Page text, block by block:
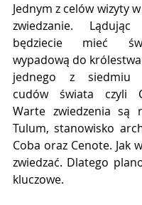
Jednym z celów wizyty
zwiedzanie.
będziecie mieć
wypadową do
jednego z siedmiu
cudów świata czyli
Warte zwiedzenia są
Tulum, stanowisko
Coba oraz Cenote. Jak
zwiedzać. Dlatego
kluczowe.